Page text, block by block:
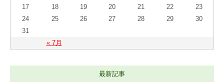
« 7月
17
18 19 20 21 22
23
24
25 26 27 28 29
30
31
最新記事